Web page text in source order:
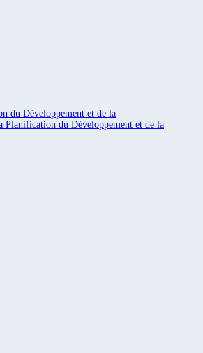
du Développement et de la
Planification du Développement et de la